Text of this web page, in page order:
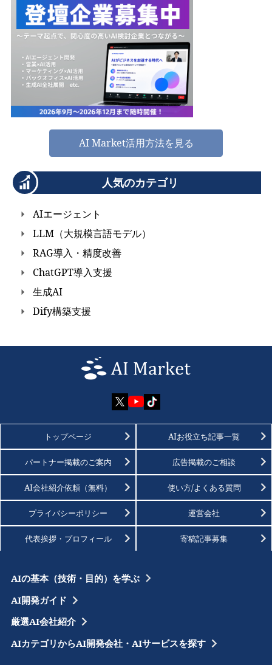
AI Market活用方法を見る
人気のカテゴリ
AIエージェント
LLM（大規模言語モデル）
RAG導入・精度改善
ChatGPT導入支援
生成AI
Dify構築支援
トップページ AIお役立ち記事一覧
パートナー掲載のご案内 広告掲載のご相談
AI会社紹介依頼（無料） 使い方/よくある質問
プライバシーポリシー 運営会社
代表挨拶・プロフィール 寄稿記事募集
AIの基本（技術・目的）を学ぶ
AI開発ガイド
厳選AI会社紹介
AIカテゴリからAI開発会社・AIサービスを探す